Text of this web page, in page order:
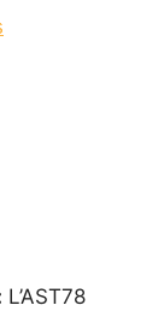
L’AST78